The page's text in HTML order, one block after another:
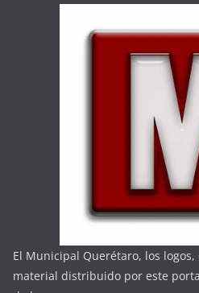
El Municipal Querétaro, los
material distribuido por este